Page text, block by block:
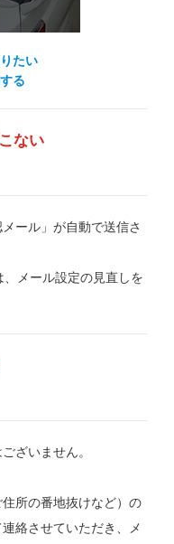
たい
る
ない
ール」が自動で送信さ
メール設定の見直しを
ざいません。
所の番地抜けなど）の
絡させていただき、メ